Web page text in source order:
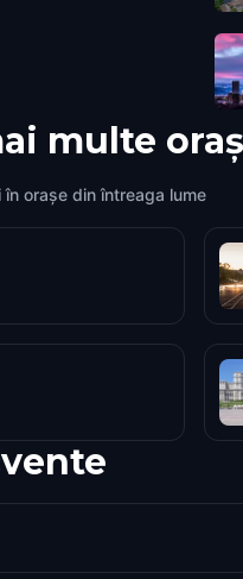
multe
orașe din întreaga lume